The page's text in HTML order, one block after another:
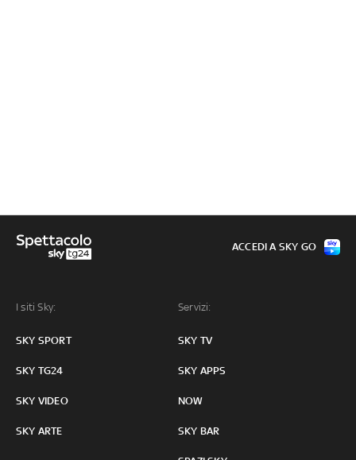
I siti Sky:
SKY SPORT
SKY TG24
SKY VIDEO
SKY ARTE
Servizi:
SKY TV
SKY APPS
NOW
SKY BAR
ACCEDI A SKY GO